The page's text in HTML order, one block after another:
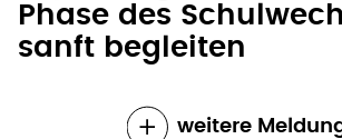
Phase des
sanft begleiten
weitere